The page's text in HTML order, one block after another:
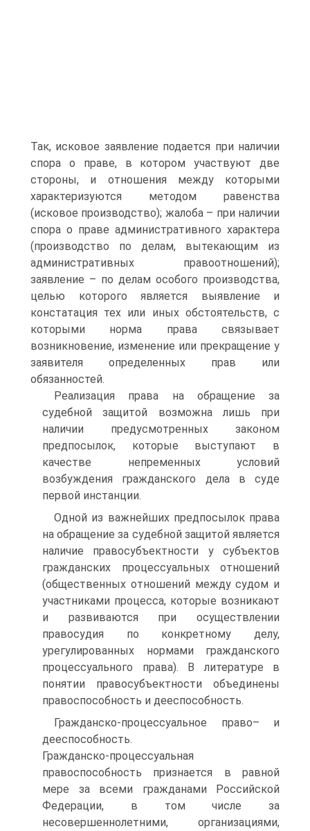
Так, исковое заявление подается при наличии
спора о праве, в котором участвуют две
стороны, и отношения между которыми
характеризуются методом равенства
(исковое производство); жалоба – при наличии
спора о праве административного характера
(производство по делам, вытекающим из
административных правоотношений);
заявление – по делам особого производства,
целью которого является выявление и
констатация тех или иных обстоятельств, с
которыми норма права связывает
возникновение, изменение или прекращение у
заявителя определенных прав или
обязанностей.
Реализация права на обращение за
судебной защитой возможна лишь при
наличии предусмотренных законом
предпосылок, которые выступают в
качестве непременных условий
возбуждения гражданского дела в суде
первой инстанции.
Одной из важнейших предпосылок права
на обращение за судебной защитой является
наличие правосубъектности у субъектов
гражданских процессуальных отношений
(общественных отношений между судом и
участниками процесса, которые возникают
и развиваются при осуществлении
правосудия по конкретному делу,
урегулированных нормами гражданского
процессуального права). В литературе в
понятии правосубъектности объединены
правоспособность и дееспособность.
Гражданско‑процессуальное право– и
дееспособность.
Гражданско‑процессуальная
правоспособность признается в равной
мере за всеми гражданами Российской
Федерации, в том числе за
несовершеннолетними, организациями,